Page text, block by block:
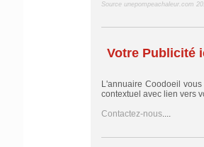
Source unepompeachaleur.com
Votre Publicité
L'annuaire Coodoeil
contextuel avec lien vers
Contactez-nous....